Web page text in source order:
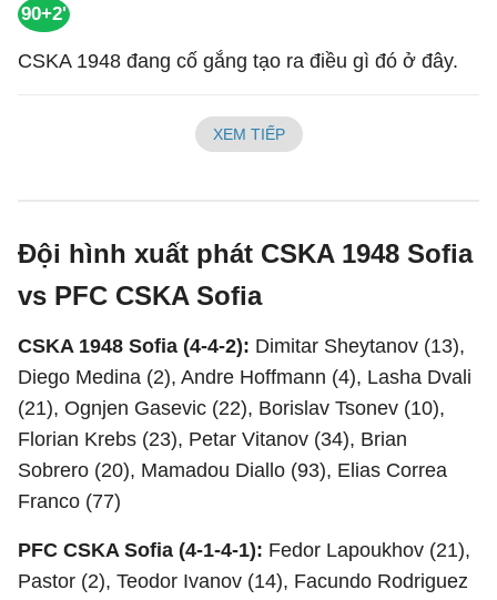
90+2'
CSKA 1948 đang cố gắng tạo ra điều gì đó ở đây.
XEM TIẾP
Đội hình xuất phát CSKA 1948 Sofia
vs PFC CSKA Sofia
CSKA 1948 Sofia (4-4-2): Dimitar Sheytanov (13),
Diego Medina (2), Andre Hoffmann (4), Lasha Dvali
(21), Ognjen Gasevic (22), Borislav Tsonev (10),
Florian Krebs (23), Petar Vitanov (34), Brian
Sobrero (20), Mamadou Diallo (93), Elias Correa
Franco (77)
PFC CSKA Sofia (4-1-4-1): Fedor Lapoukhov (21),
Pastor (2), Teodor Ivanov (14), Facundo Rodriguez